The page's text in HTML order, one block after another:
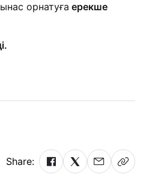
орнатуға ерекше
Share: